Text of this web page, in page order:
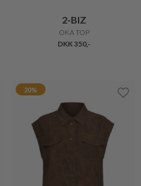
2-BIZ
OKA TOP
DKK 350,-
20%